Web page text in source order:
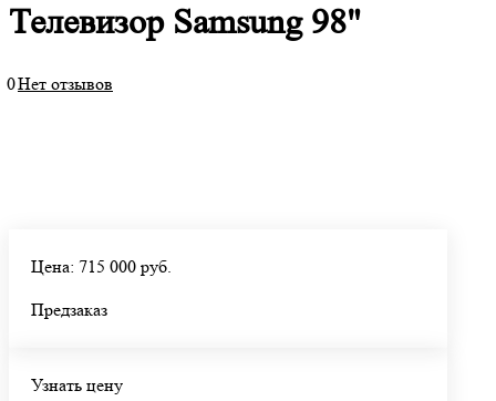
Телевизор Samsung 98"
0Нет отзывов
Цена: 715 000 руб.
Предзаказ
Узнать цену